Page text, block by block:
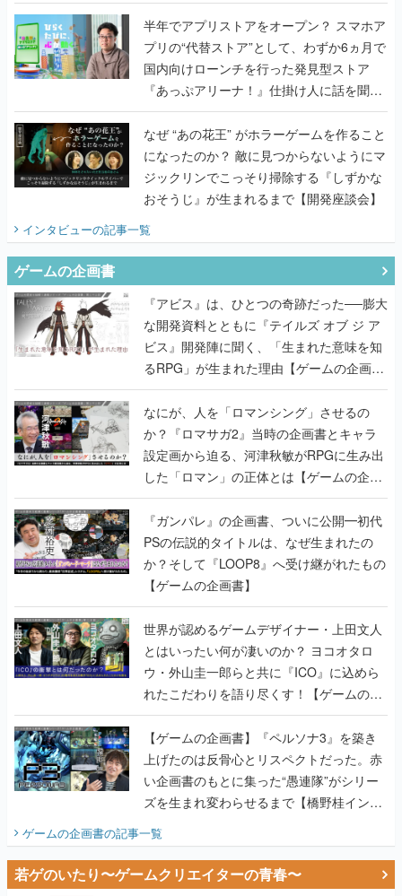
半年でアプリストアをオープン？ スマホア
プリの“代替ストア”として、わずか6ヵ月で
国内向けローンチを行った発見型ストア
『あっぷアリーナ！』仕掛け人に話を聞い
てみた
なぜ “あの花王” がホラーゲームを作ること
になったのか？ 敵に見つからないようにマ
ジックリンでこっそり掃除する『しずかな
おそうじ』が生まれるまで【開発座談会】
インタビューの記事一覧
ゲームの企画書
『アビス』は、ひとつの奇跡だった──膨大
な開発資料とともに『テイルズ オブ ジ ア
ビス』開発陣に聞く、「生まれた意味を知
るRPG」が生まれた理由【ゲームの企画
書】
なにが、人を「ロマンシング」させるの
か？『ロマサガ2』当時の企画書とキャラ
設定画から迫る、河津秋敏がRPGに生み出
した「ロマン」の正体とは【ゲームの企画
書】
『ガンパレ』の企画書、ついに公開━初代
PSの伝説的タイトルは、なぜ生まれたの
か？そして『LOOP8』へ受け継がれたもの
【ゲームの企画書】
世界が認めるゲームデザイナー・上田文人
とはいったい何が凄いのか？ ヨコオタロ
ウ・外山圭一郎らと共に『ICO』に込めら
れたこだわりを語り尽くす！【ゲームの企
画書】
【ゲームの企画書】『ペルソナ3』を築き
上げたのは反骨心とリスペクトだった。赤
い企画書のもとに集った“愚連隊”がシリー
ズを生まれ変わらせるまで【橋野桂インタ
ゲームの企画書の記事一覧
若ゲのいたり〜ゲームクリエイターの青春〜